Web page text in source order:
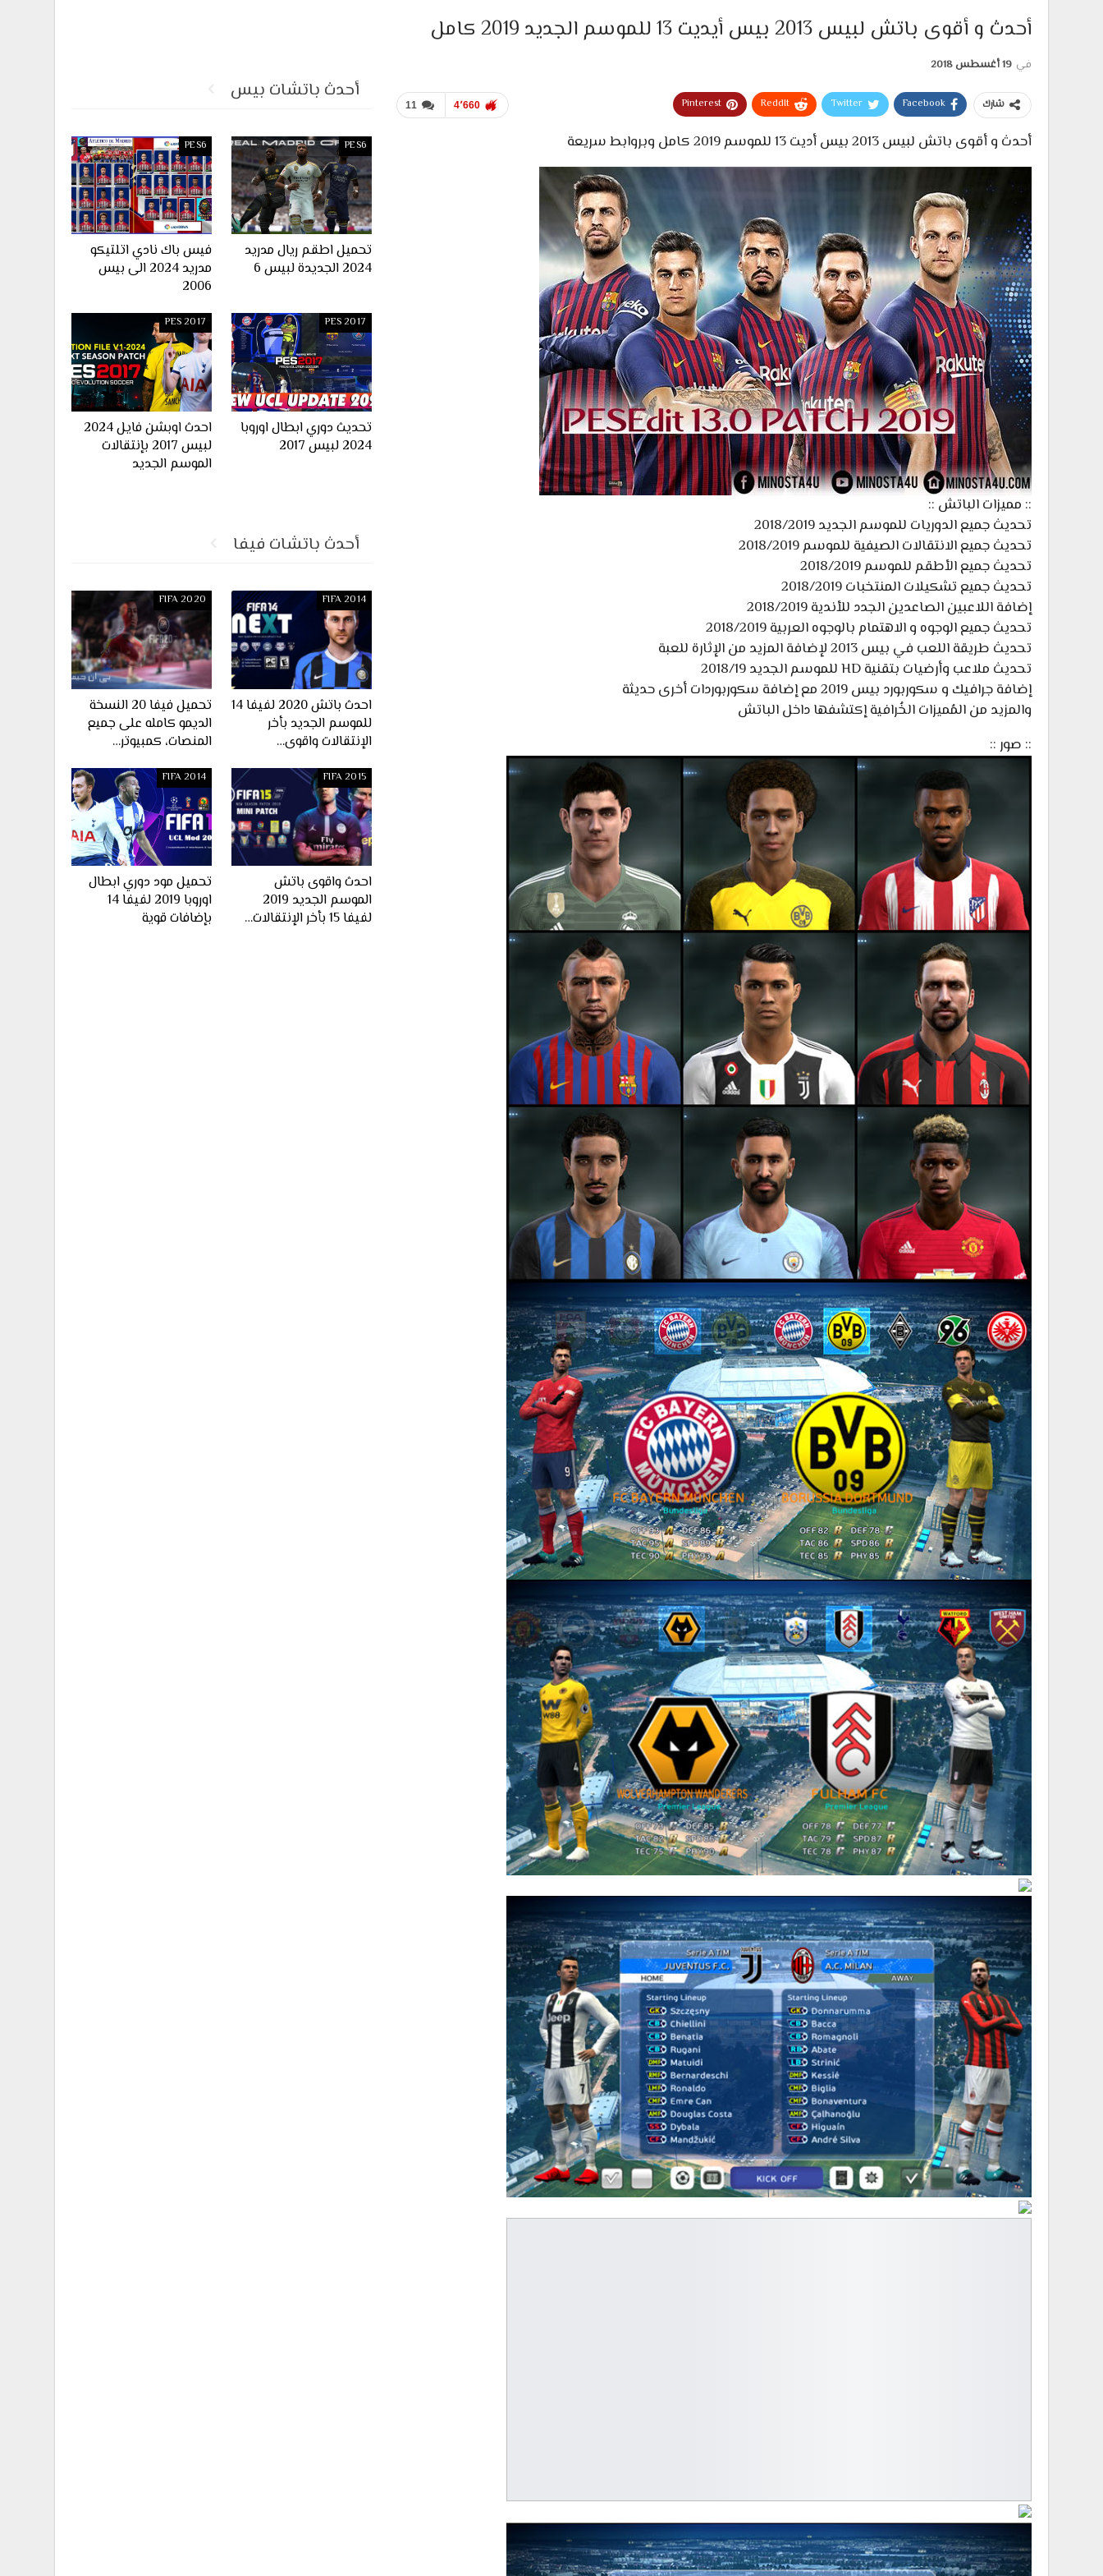
أحدث و أقوى باتش لبيس 2013 بيس أيديت 13 للموسم الجديد 2019 كامل
في 19 أغسطس 2018
11 4٬660 شارك Facebook
Twitter
ReddIt
Pinterest
أحدث و أقوى باتش لبيس 2013 بيس أديت 13 للموسم 2019 كامل وبروابط سريعة
:: مميزات الباتش ::
تحديث جميع الدوريات للموسم الجديد 2018/2019
تحديث جميع الانتقالات الصيفية للموسم 2018/2019
تحديث جميع الأطقم للموسم 2018/2019
تحديث جميع تشكيلات المنتخبات 2018/2019
إضافة اللاعبين الصاعدين الجدد للأندية 2018/2019
تحديث جميع الوجوه و الاهتمام بالوجوه العربية 2018/2019
تحديث طريقة اللعب في بيس 2013 لإضافة المزيد من الإثارة للعبة
تحديث ملاعب وأرضيات بتقنية HD للموسم الجديد 2018/19
إضافة جرافيك و سكوربورد بيس 2019 مع إضافة سكوربوردات أخرى حديثة
والمزيد من المُميزات الخُرافية إكتشفها داخل الباتش
:: صور ::
أحدث باتشات بيس
PES6
تحميل اطقم ريال مدريد
2024 الجديدة لبيس 6
PES6
فيس باك نادي اتلتيكو
مدريد 2024 الى بيس
2006
PES 2017
تحديث دوري ابطال اوروبا
2024 لبيس 2017
PES 2017
احدث اوبشن فايل 2024
لبيس 2017 بإنتقالات
الموسم الجديد
أحدث باتشات فيفا
FIFA 2014
احدث باتش 2020 لفيفا 14
للموسم الجديد بأخر
الإنتقالات واقوى…
FIFA 2020
تحميل فيفا 20 النسخة
الديمو كامله على جميع
المنصات، كمبيوتر…
FIFA 2015
احدث واقوى باتش
الموسم الجديد 2019
لفيفا 15 بأخر الإنتقالات…
FIFA 2014
تحميل مود دوري ابطال
اوروبا 2019 لفيفا 14
بإضافات قوية